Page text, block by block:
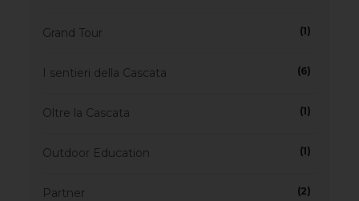
Grand Tour (1)
I sentieri della Cascata (6)
Oltre la Cascata (1)
Outdoor Education (1)
Partner (2)